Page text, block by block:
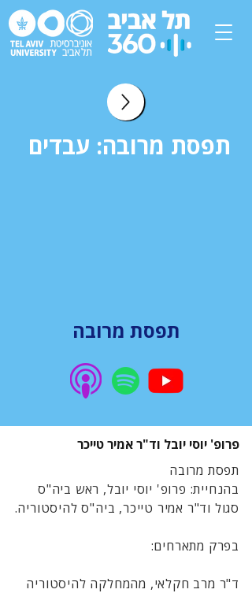
תפסת מרובה: עבדים
תפסת מרובה
פרופ' יוסי יובל וד"ר אמיר טייכר
תפסת מרובה
בהנחיית: פרופ' יוסי יובל, ראש ביה"ס
סגול וד"ר אמיר טייכר, ביה"ס להיסטוריה.
בפרק מתארחים:
ד"ר מרב חקלאי, מהמחלקה להיסטוריה